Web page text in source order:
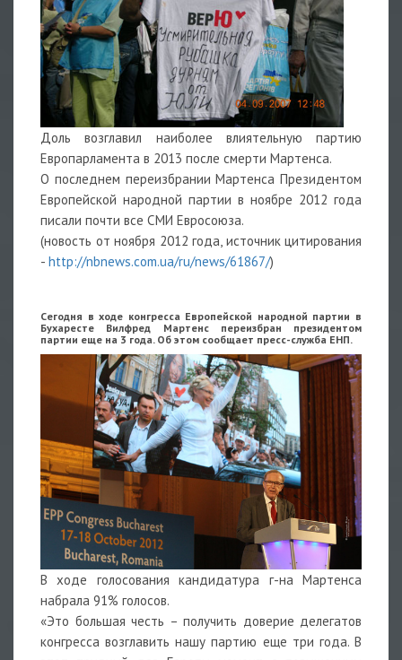
Доль возглавил наиболее влиятельную партию
Европарламента в 2013 после смерти Мартенса.
О последнем переизбрании Мартенса Президентом
Европейской народной партии в ноябре 2012 года
писали почти все СМИ Евросоюза.
(новость от ноября 2012 года, источник цитирования
- http://nbnews.com.ua/ru/news/61867/)
Сегодня в ходе конгресса Европейской народной партии в
Бухаресте Вилфред Мартенс переизбран президентом
партии еще на 3 года. Об этом сообщает пресс-служба ЕНП.
В ходе голосования кандидатура г-на Мартенса
набрала 91% голосов.
«Это большая честь – получить доверие делегатов
конгресса возглавить нашу партию еще три года. В